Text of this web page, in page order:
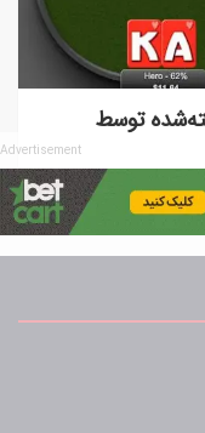
توسط
Advertisement